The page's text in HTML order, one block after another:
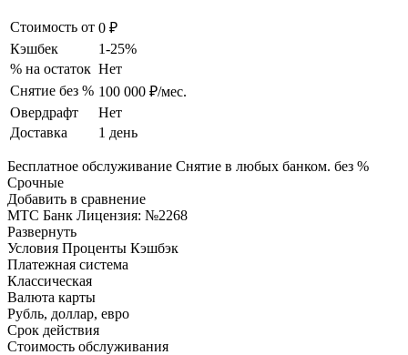
Стоимость от 0 ₽
Кэшбек
1-25%
% на остаток Нет
Снятие без % 100 000 ₽/мес.
Овердрафт
Нет
Доставка
1 день
Бесплатное обслуживание Снятие в любых банком. без %
Срочные
Добавить в сравнение
МТС Банк Лицензия: №2268
Развернуть
Условия Проценты Кэшбэк
Платежная система
Классическая
Валюта карты
Рубль, доллар, евро
Срок действия
Стоимость обслуживания